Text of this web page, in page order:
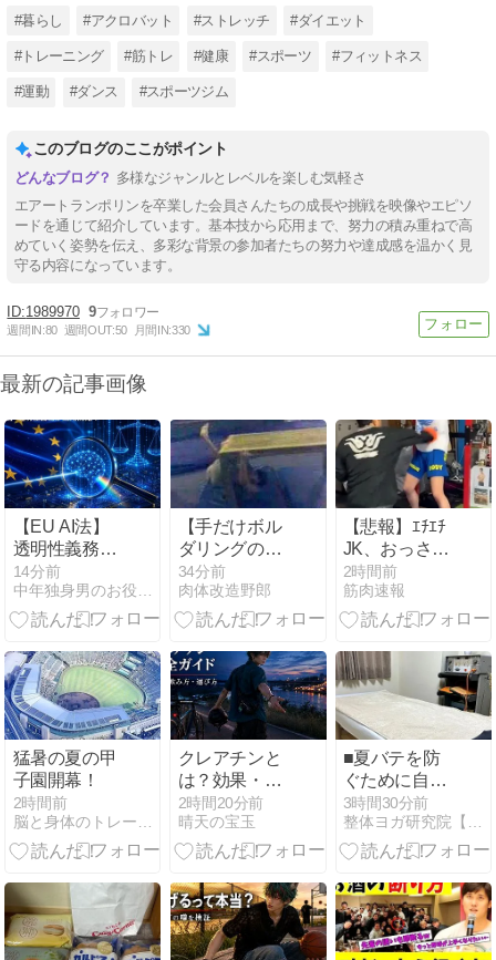
#暮らし #アクロバット #ストレッチ #ダイエット
#トレーニング #筋トレ #健康 #スポーツ #フィットネス
#運動 #ダンス #スポーツジム
このブログのここがポイント
多様なジャンルとレベルを楽しむ気軽さ
エアートランポリンを卒業した会員さんたちの成長や挑戦を映像やエピソ
ードを通じて紹介しています。基本技から応用まで、努力の積み重ねで高
めていく姿勢を伝え、多彩な背景の参加者たちの努力や達成感を温かく見
守る内容になっています。
1989970 9
週間IN:80 週間OUT:50 月間IN:330
最新の記事画像
【EU AI法】
透明性義務が
適用開始！日
本が直面する
新ルールと実
14分前
中年独身男のお役立ち情報局
【手だけボル
ダリングのや
る気アッ
プ！】手だけ
机ボルダリン
34分前
肉体改造野郎
【悲報】ｴﾁｴﾁ
JK、おっさん
に執拗に殴打
され気絶して
しまう…
2時間前
筋肉速報
猛暑の夏の甲
子園開幕！
2時間前
脳と身体のトレーニングジム BB Activation 公…
クレアチンと
は？効果・副
作用・飲み
方・選び方ま
でオレが全部
ガイド
2時間20分前
晴天の宝玉
■夏バテを防
ぐために自律
神経の調整が
大切な理由
3時間30分前
整体ヨガ研究院【小平市花小金井】